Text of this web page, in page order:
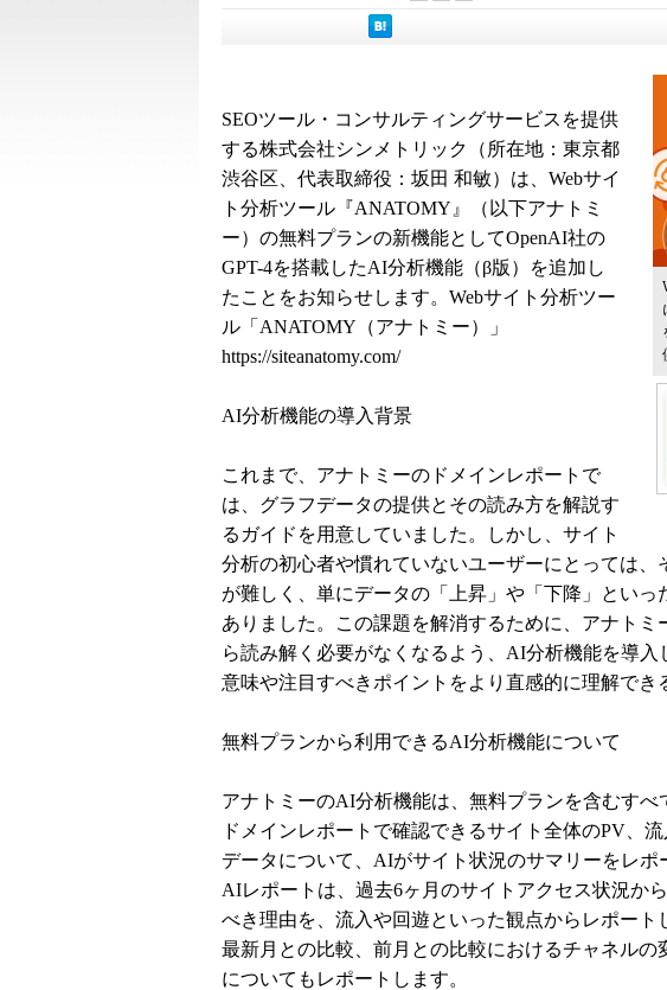
SEOツール・コンサルティングサービスを提供
する株式会社シンメトリック（所在地：東京都
渋谷区、代表取締役：坂田 和敏）は、Webサイ
ト分析ツール『ANATOMY』（以下アナトミ
ー）の無料プランの新機能としてOpenAI社の
GPT-4を搭載したAI分析機能（β版）を追加し
たことをお知らせします。Webサイト分析ツー
ル「ANATOMY（アナトミー）」
https://siteanatomy.com/
AI分析機能の導入背景
これまで、アナトミーのドメインレポートで
は、グラフデータの提供とその読み方を解説す
るガイドを用意していました。しかし、サイト
分析の初心者や慣れていないユーザーにとっては
が難しく、単にデータの「上昇」や「下降」といっ
ありました。この課題を解消するために、アナト
ら読み解く必要がなくなるよう、AI分析機能を導
意味や注目すべきポイントをより直感的に理解でき
無料プランから利用できるAI分析機能について
アナトミーのAI分析機能は、無料プランを含むすべ
ドメインレポートで確認できるサイト全体のPV、
データについて、AIがサイト状況のサマリーをレポ
AIレポートは、過去6ヶ月のサイトアクセス状況か
べき理由を、流入や回遊といった観点からレポー
最新月との比較、前月との比較におけるチャネル
についてもレポートします。